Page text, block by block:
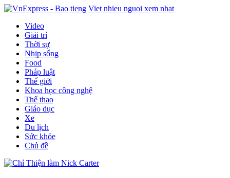
Video
Giải trí
Thời sự
Nhịp sống
Food
Pháp luật
Thế giới
Khoa học công nghệ
Thể thao
Giáo dục
Xe
Du lịch
Sức khỏe
Chủ đề